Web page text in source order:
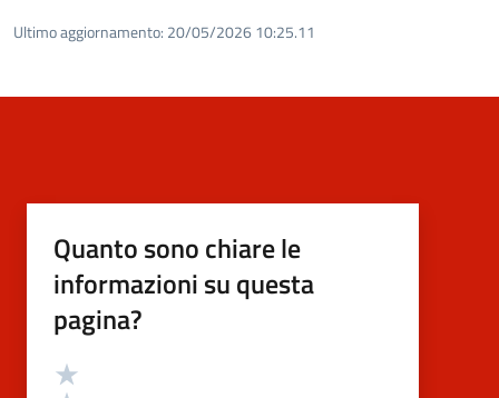
Ultimo aggiornamento: 20/05/2026 10:25.11
Quanto sono chiare le
informazioni su questa
pagina?
Valutazione